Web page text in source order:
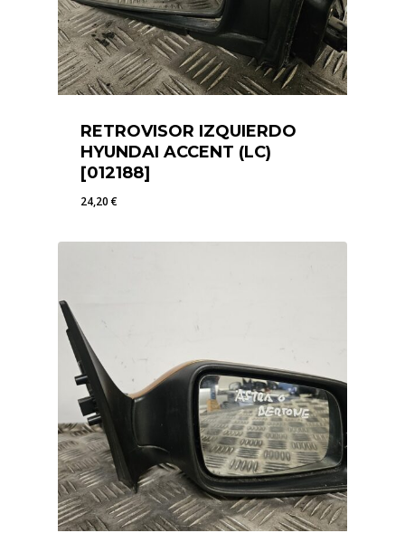
RETROVISOR IZQUIERDO
HYUNDAI ACCENT (LC)
[012188]
24,20€